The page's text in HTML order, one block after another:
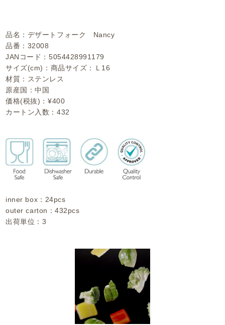
品名：デザートフォーク Nancy
品番：32008
JANコード：5054428991179
サイズ(cm)：商品サイズ：Ｌ16
材質：ステンレス
原産国：中国
価格(税抜)：¥400
カートン入数：432
inner box：24pcs
outer carton：432pcs
出荷単位：3